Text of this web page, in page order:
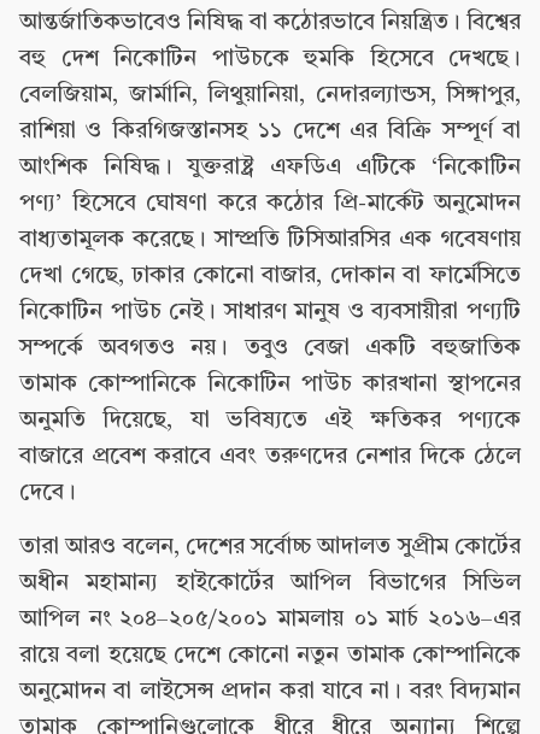
আন্তর্জাতিকভাবেও নিষিদ্ধ বা কঠোরভাবে নিয়ন্ত্রিত। বিশ্বের
বহু দেশ নিকোটিন পাউচকে হুমকি হিসেবে দেখছে।
বেলজিয়াম, জার্মানি, লিথুয়ানিয়া, নেদারল্যান্ডস, সিঙ্গাপুর,
রাশিয়া ও কিরগিজস্তানসহ ১১ দেশে এর বিক্রি সম্পূর্ণ বা
আংশিক নিষিদ্ধ। যুক্তরাষ্ট্র এফডিএ এটিকে ‘নিকোটিন
পণ্য’ হিসেবে ঘোষণা করে কঠোর প্রি-মার্কেট অনুমোদন
বাধ্যতামূলক করেছে। সাম্প্রতি টিসিআরসির এক গবেষণায়
দেখা গেছে, ঢাকার কোনো বাজার, দোকান বা ফার্মেসিতে
নিকোটিন পাউচ নেই। সাধারণ মানুষ ও ব্যবসায়ীরা পণ্যটি
সম্পর্কে অবগতও নয়। তবুও বেজা একটি বহুজাতিক
তামাক কোম্পানিকে নিকোটিন পাউচ কারখানা স্থাপনের
অনুমতি দিয়েছে, যা ভবিষ্যতে এই ক্ষতিকর পণ্যকে
বাজারে প্রবেশ করাবে এবং তরুণদের নেশার দিকে ঠেলে
দেবে।
তারা আরও বলেন, দেশের সর্বোচ্চ আদালত সুপ্রীম কোর্টের
অধীন মহামান্য হাইকোর্টের আপিল বিভাগের সিভিল
আপিল নং ২০৪–২০৫/২০০১ মামলায় ০১ মার্চ ২০১৬–এর
রায়ে বলা হয়েছে দেশে কোনো নতুন তামাক কোম্পানিকে
অনুমোদন বা লাইসেন্স প্রদান করা যাবে না। বরং বিদ্যমান
তামাক কোম্পানিগুলোকে ধীরে ধীরে অন্যান্য শিল্পে